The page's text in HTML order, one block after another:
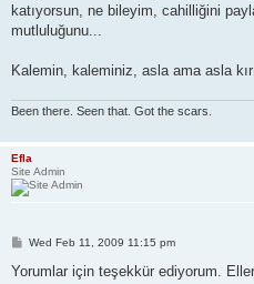
katıyorsun, ne bileyim, cahilliğini
mutluluğunu...
Kalemin, kaleminiz, asla ama asla
Been there. Seen that. Got the scars.
Efla
Site Admin
P
s
Wed Feb 11, 2009 11:15 pm
Yorumlar için teşekkür ediyorum.